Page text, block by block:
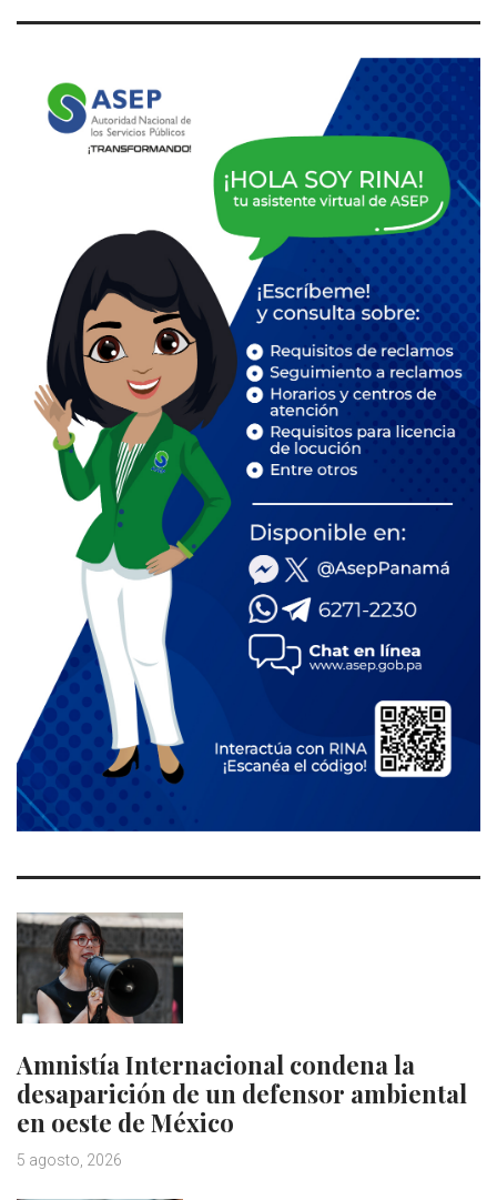
Amnistía Internacional condena la
desaparición de un defensor ambiental
en oeste de México
5 agosto, 2026